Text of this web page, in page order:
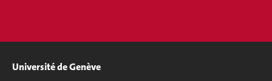
Université de Genève